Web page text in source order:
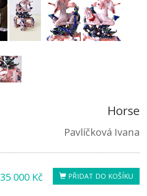
Horse
Pavlíčková Ivana
PŘIDAT DO KOŠÍKU
35 000 Kč